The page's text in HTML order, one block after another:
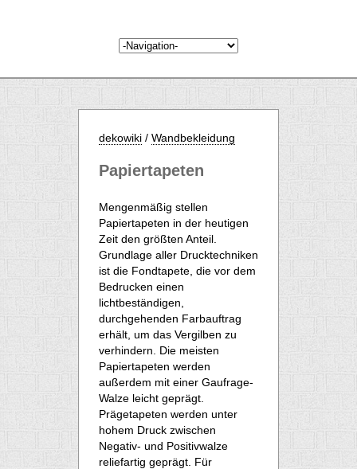
dekowiki / Wandbekleidung
Papiertapeten
Mengenmäßig stellen
Papiertapeten in der heutigen
Zeit den größten Anteil.
Grundlage aller Drucktechniken
ist die Fondtapete, die vor dem
Bedrucken einen
lichtbeständigen,
durchgehenden Farbauftrag
erhält, um das Vergilben zu
verhindern. Die meisten
Papiertapeten werden
außerdem mit einer Gaufrage-
Walze leicht geprägt.
Prägetapeten werden unter
hohem Druck zwischen
Negativ- und Positivwalze
reliefartig geprägt. Für